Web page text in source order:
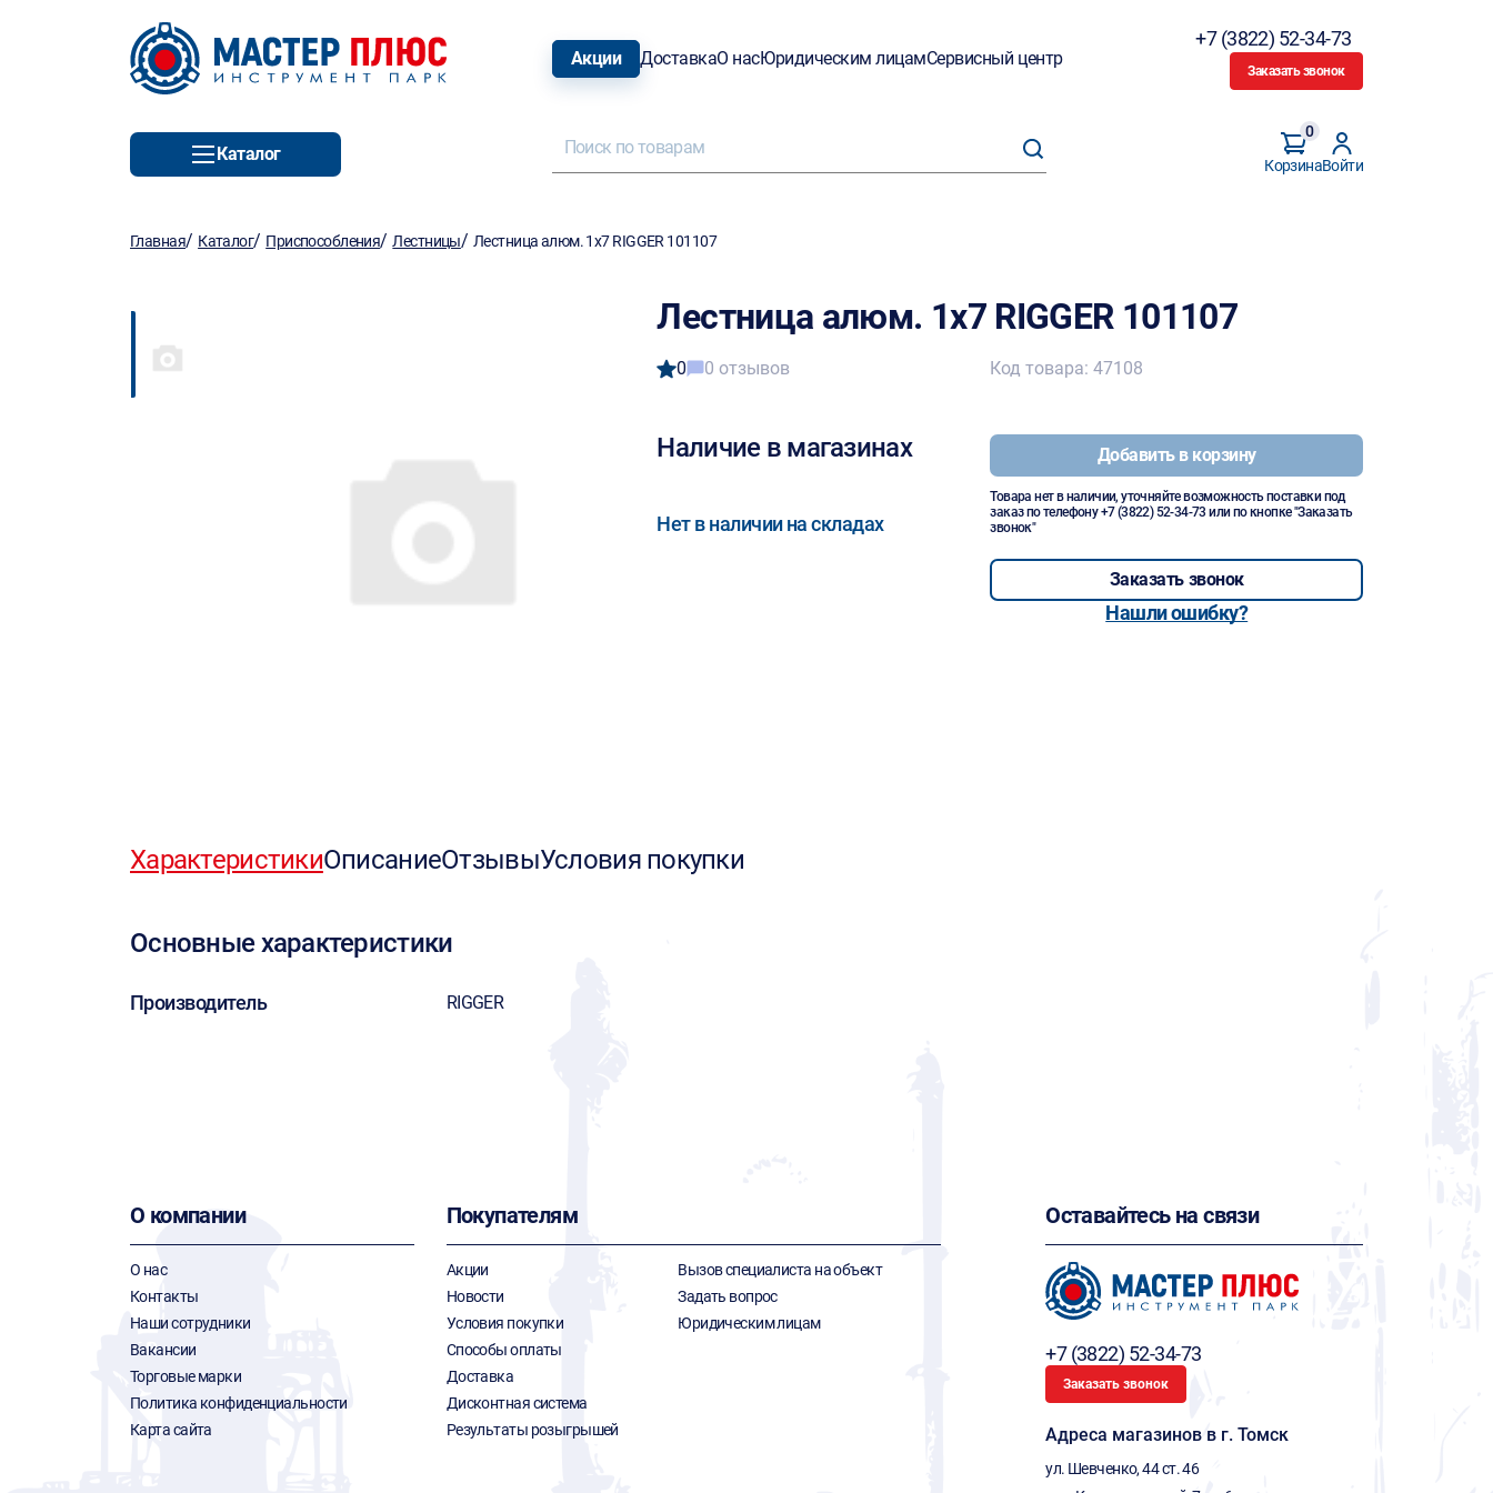
Акции ДоставкаО насЮридическим лицамСервисный центр
+7 (3822) 52-34-73
Заказать звонок
Каталог
Корзина
0
Войти
Главная/ Каталог/ Приспособления/Лестницы/ Лестница алюм. 1х7 RIGGER 101107
Лестница алюм. 1х7 RIGGER 101107
0 0 отзывов
Наличие в магазинах
Нет в наличии на складах
Код товара: 47108
Добавить в корзину
Товара нет в наличии, уточняйте возможность поставки под
заказ по телефону+7 (3822) 52-34-73 или по кнопке "Заказать
звонок"
Заказать звонок
Нашли ошибку?
ХарактеристикиОписаниеОтзывыУсловия покупки
Основные характеристики
Производитель RIGGER
О компании
О нас
Контакты
Наши сотрудники
Вакансии
Торговые марки
Политика конфиденциальности
Карта сайта
Покупателям
Акции
Новости
Условия покупки
Способы оплаты
Доставка
Дисконтная система
Результаты розыгрышей
Вызов специалиста на объект
Задать вопрос
Юридическим лицам
Оставайтесь на связи
+7 (3822) 52-34-73
Заказать звонок
Адреса магазинов в г. Томск
ул. Шевченко, 44 ст. 46